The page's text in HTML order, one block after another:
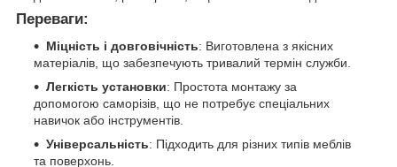
Переваги:
Міцність і довговічність: Виготовлена з якісних
матеріалів, що забезпечують тривалий термін служби.
Легкість установки: Простота монтажу за
допомогою саморізів, що не потребує спеціальних
навичок або інструментів.
Універсальність: Підходить для різних типів меблів
та поверхонь.